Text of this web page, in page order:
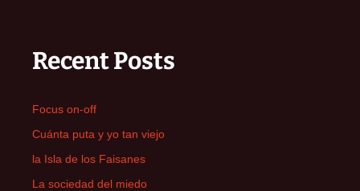
Recent Posts
Focus on-off
Cuánta puta y yo tan viejo
la Isla de los Faisanes
La sociedad del miedo